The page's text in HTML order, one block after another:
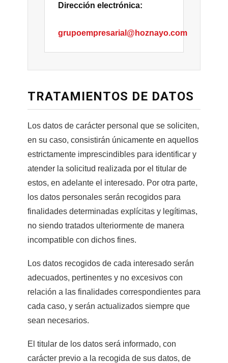
Dirección electrónica:
grupoempresarial@hoznayo.com
TRATAMIENTOS DE DATOS
Los datos de carácter personal que se soliciten,
en su caso, consistirán únicamente en aquellos
estrictamente imprescindibles para identificar y
atender la solicitud realizada por el titular de
estos, en adelante el interesado. Por otra parte,
los datos personales serán recogidos para
finalidades determinadas explícitas y legítimas,
no siendo tratados ulteriormente de manera
incompatible con dichos fines.
Los datos recogidos de cada interesado serán
adecuados, pertinentes y no excesivos con
relación a las finalidades correspondientes para
cada caso, y serán actualizados siempre que
sean necesarios.
El titular de los datos será informado, con
carácter previo a la recogida de sus datos, de